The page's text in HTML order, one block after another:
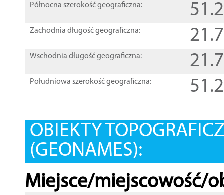
Północna szerokość geograficzna:
Zachodnia długość geograficzna:
Wschodnia długość geograficzna:
Południowa szerokość geograficzna:
OBIEKTY
(GEONAMES):
Miejsce/miejscowość/